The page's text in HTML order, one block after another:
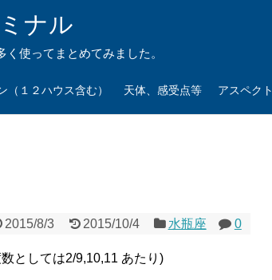
ナル
使ってまとめてみました。
（１２ハウス含む） 天体、感受点等 アスペクト
2015/8/3 2015/10/4 水瓶座 0
としては2/9,10,11 あたり)